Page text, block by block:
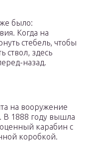
было:
Когда на
стебель, чтобы
ствол, здесь
назад.
на вооружение
В 1888 году вышла
карабин с
коробкой.